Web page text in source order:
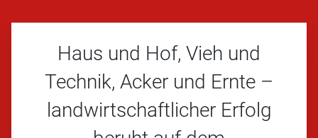
Haus und Hof, Vieh und
Technik, Acker und Ernte –
landwirtschaft­licher Erfolg